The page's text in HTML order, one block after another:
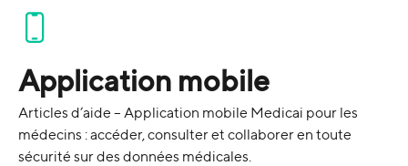
Application mobile
Articles d’aide – Application mobile Medicai pour les
médecins : accéder, consulter et collaborer en toute
sécurité sur des données médicales.